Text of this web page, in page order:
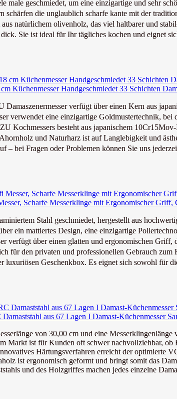
male geschmiedet, um eine einzigartige und sehr
schärfen die unglaublich scharfe kante mit der
natürlichem olivenholz, das viel haltbarer und
Sie ist ideal für Ihr tägliches kochen und eignet
Küchenmesser Handgeschmiedet 33 Schichten
verfügt über einen Kern aus
verwendet eine einzigartige Goldmustertechnik,
Kochmessers besteht aus japanischem
und Naturharz ist auf Langlebigkeit und
– bei Fragen oder Problemen können Sie uns
Scharfe Messerklinge mit Ergonomischer Griff,
Stahl geschmiedet, hergestellt aus
ein mattiertes Design, eine einzigartige
verfügt über einen glatten und ergonomischen
für den privaten und professionellen Gebrauch
luxuriösen Geschenkbox. Es eignet sich sowohl für
aus 67 Lagen I Damast-Küchenmesser
von 30,00 cm und eine
Markt ist für Kunden oft schwer nachvollziehbar, ob
Härtungsverfahren erreicht der optimierte
ist ergonomisch geformt und bringt somit das
und des Holzgriffes machen jedes einzelne